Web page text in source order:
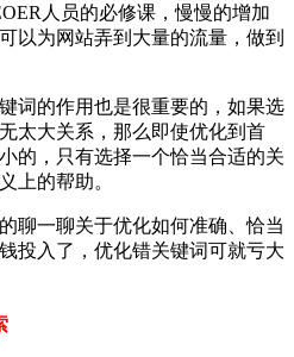
人员的必修课，慢慢的增加
以为网站弄到大量的流量，做到
的作用也是很重要的，如果选
太大关系，那么即使优化到首
的，只有选择一个恰当合适的关
上的帮助。
一聊关于优化如何准确、恰当
投入了，优化错关键词可就亏大